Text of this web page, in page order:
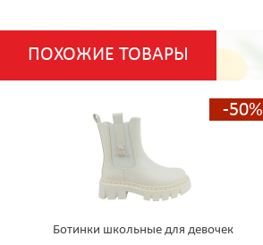
ПОХОЖИЕ ТОВАРЫ
-50%
Ботинки школьные для девочек